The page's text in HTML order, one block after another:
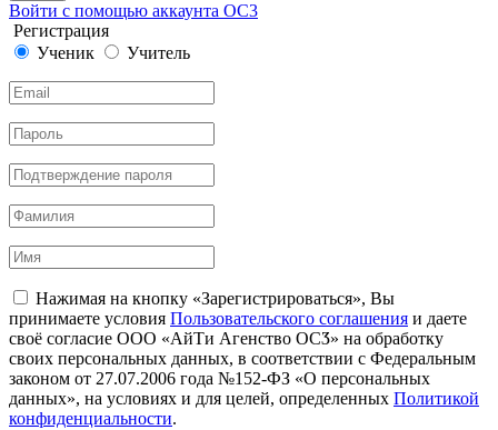
Войти с помощью аккаунта ОС3
Регистрация
Ученик
Учитель
Нажимая на кнопку «Зарегистрироваться», Вы
принимаете условия Пользовательского соглашения и даете
своё согласие ООО «АйТи Агенство ОСӠ» на обработку
своих персональных данных, в соответствии с Федеральным
законом от 27.07.2006 года №152-ФЗ «О персональных
данных», на условиях и для целей, определенных Политикой
конфиденциальности.